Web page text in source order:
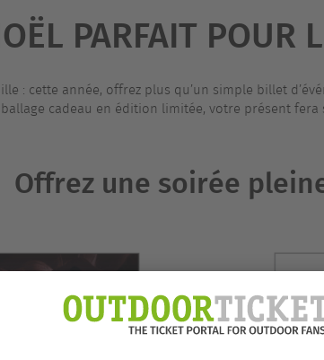
PARFAIT POUR
: cette année, offrez plus qu’un simple billet
cadeau en édition limitée, votre présent fera
Offrez une soirée